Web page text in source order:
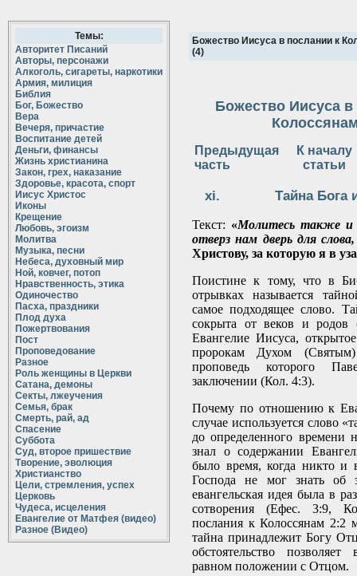
Темы:
Авторитет Писаний
Авторы, персонажи
Алкоголь, сигареты, наркотики
Армия, милиция
Библия
Бог, Божество
Вера
Вечеря, причастие
Воспитание детей
Деньги, финансы
Жизнь христианина
Закон, грех, наказание
Здоровье, красота, спорт
Иисус Христос
Иконы
Крещение
Любовь, эгоизм
Молитва
Музыка, песни
Небеса, духовный мир
Ной, ковчег, потоп
Нравственность, этика
Одиночество
Пасха, праздники
Плод духа
Пожертвования
Пост
Проповедование
Разное
Роль женщины в Церкви
Сатана, демоны
Секты, лжеучения
Семья, брак
Смерть, рай, ад
Спасение
Суббота
Суд, второе пришествие
Творение, эволюция
Христианство
Цели, стремления, успех
Церковь
Чудеса, исцеления
Евангелие от Матфея (видео)
Разное (Видео)
Божество Иисуса в послании к
(4)
Божество Иисуса в
Предыдущая
часть
К началу
статьи
Тайна Бога
Текст: «Молитесь также и
отверз нам дверь для
Христову, за которую я в
Поистине к тому, что в
отрывках называется
самое подходящее слово.
сокрыта от веков и
Евангелие Иисуса,
пророкам Духом
проповедь которого
заключении (Кол. 4:3).
Почему по отношению к
случае используется слово
до определенного времени
знал о содержании
было время, когда никто и
Господа не мог знать об
евангельская идея была в
сотворения (Ефес. 3:9,
послания к Колоссянам 2:2
тайна принадлежит Богу
обстоятельство
равном положении с Отцом.